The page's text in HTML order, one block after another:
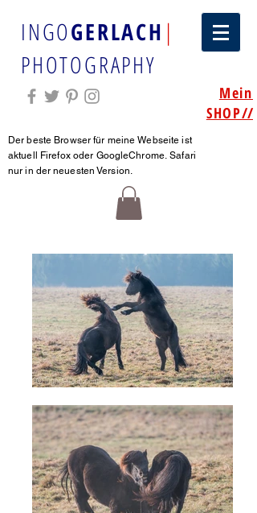
INGOGERLACH |
PHOTOGRAPHY
Mein
SHOP//
Der beste Browser für meine Webseite ist
aktuell Firefox oder GoogleChrome.Safari
nur in der neuesten Version.